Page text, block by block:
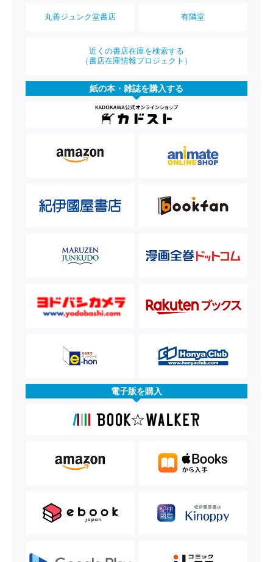
丸善ジュンク堂書店 有隣堂
近くの書店在庫を検索する
（書店在庫情報プロジェクト）
紙の本・雑誌を購入する
電子版を購入